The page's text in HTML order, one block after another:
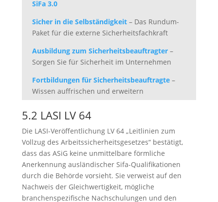
SiFa 3.0
Sicher in die Selbständigkeit– Das Rundum-
Paket für die externe Sicherheitsfachkraft
Ausbildung zum Sicherheitsbeauftragter –
Sorgen Sie für Sicherheit im Unternehmen
Fortbildungen für Sicherheitsbeauftragte–
Wissen auffrischen und erweitern
5.2 LASI LV 64
Die LASI-Veröffentlichung LV 64 „Leitlinien zum
Vollzug des Arbeitssicherheitsgesetzes“ bestätigt,
dass das ASiG keine unmittelbare förmliche
Anerkennung ausländischer Sifa-Qualifikationen
durch die Behörde vorsieht. Sie verweist auf den
Nachweis der Gleichwertigkeit, mögliche
branchenspezifische Nachschulungen und den